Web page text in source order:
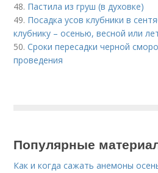
48. Пастила из груш (в духовке)
49. Посадка усов клубники в
клубнику – осенью, весной или
50.Сроки пересадки черной
проведения
Популярные
Как и когда сажать анемоны